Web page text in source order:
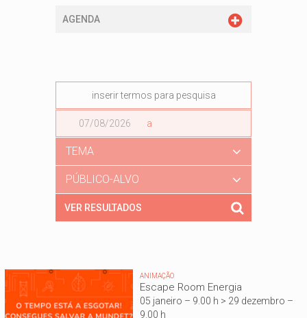
AGENDA
a
Data
TEMA
PÚBLICO-ALVO
ANIMAÇÃO
Escape Room Energia
05 janeiro – 9.00 h > 29 dezembro –
9.00 h